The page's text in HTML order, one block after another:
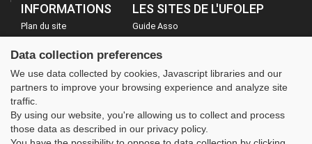
INFORMATIONS
Plan du site
Mentions légales
Administration
LES SITES DE L'UFOLEP
Guide Asso
Inscriptions évènements
Data collection preferences
We use data collected by cookies, Javascript libraries and our
partners to improve your browsing experience and analyze site
traffic.
By using our website, you're allowing us to collect and process
those data as described in our privacy policy.